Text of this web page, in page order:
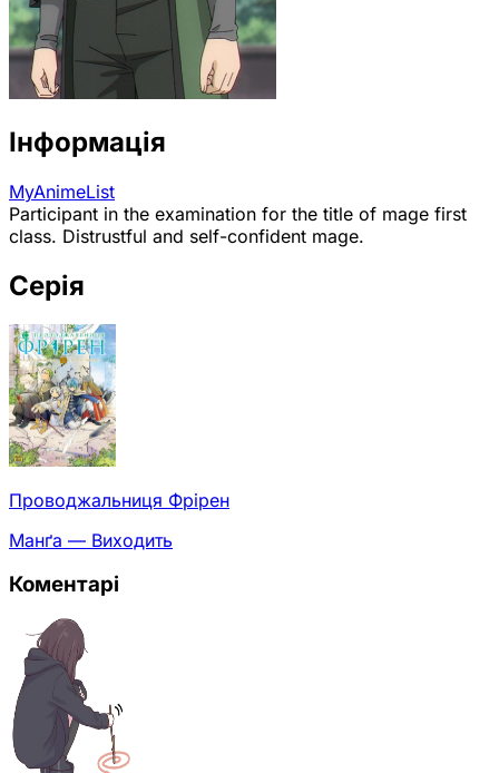
Інформація
MyAnimeList
Participant in the examination for the title of mage first
class. Distrustful and self-confident mage.
Серія
Проводжальниця Фрірен
Манґа — Виходить
Коментарі